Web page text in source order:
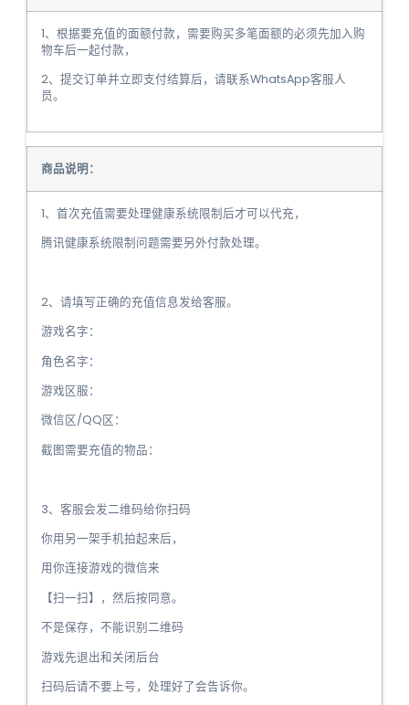
1、根据要充值的面额付款，需要购买多笔面额的必须先加入购
物车后一起付款，
2、提交订单并立即支付结算后，请联系WhatsApp客服人
员。
商品说明：
1、首次充值需要处理健康系统限制后才可以代充，
腾讯健康系统限制问题需要另外付款处理。
2、请填写正确的充值信息发给客服。
游戏名字：
角色名字：
游戏区服：
微信区/QQ区：
截图需要充值的物品：
3、客服会发二维码给你扫码
你用另一架手机拍起来后，
用你连接游戏的微信来
【扫一扫】，然后按同意。
️不是保存，不能识别二维码
游戏先退出和关闭后台
扫码后请不要上号，处理好了会告诉你。